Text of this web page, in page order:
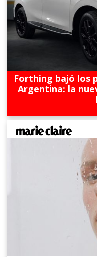
Forthing bajó los
Argentina: la